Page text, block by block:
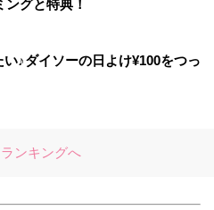
グと特典！
い♪ダイソーの日よけ¥100をつっ
ンキングへ